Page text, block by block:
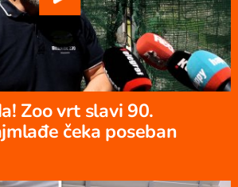
Zoo vrt slavi 90.
čeka poseban